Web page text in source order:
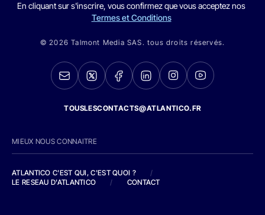
En cliquant sur s'inscrire, vous confirmez que vous acceptez nos
Termes et Conditions
© 2026 Talmont Media SAS. tous droits réservés.
TOUSLESCONTACTS@ATLANTICO.FR
MIEUX NOUS CONNAITRE
ATLANTICO C'EST QUI, C'EST QUOI ?
/
LE RESEAU D'ATLANTICO
/ CONTACT